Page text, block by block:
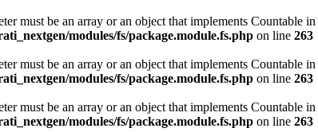
must be an array or an object that implements Countable in
modules/fs/package.module.fs.php on line 263
must be an array or an object that implements Countable in
modules/fs/package.module.fs.php on line 263
must be an array or an object that implements Countable in
modules/fs/package.module.fs.php on line 263